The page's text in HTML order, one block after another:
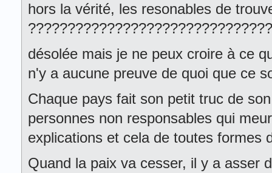
hors la vérité, les resonables de
désolée mais je ne peux croire à ce
n'y a aucune preuve de quoi que ce
Chaque pays fait son petit truc de
personnes non responsables qui
explications et cela de toutes formes
Quand la paix va cesser, il y a asser